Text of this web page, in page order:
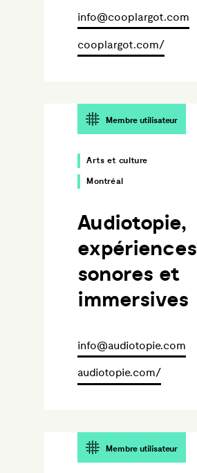
info@cooplargot.com
cooplargot.com/
Membre utilisateur
Arts et culture
Montréal
Audiotopie,
expériences
sonores et
immersives
info@audiotopie.com
audiotopie.com/
Membre utilisateur